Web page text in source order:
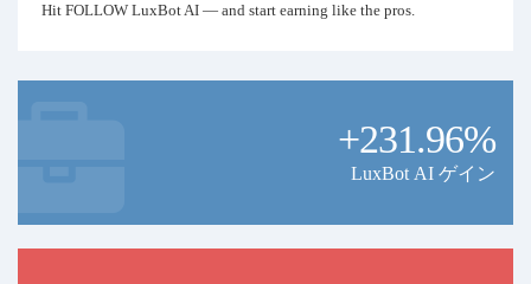
Hit FOLLOW LuxBot AI — and start earning like the pros.
+231.96%
LuxBot AI ゲイン